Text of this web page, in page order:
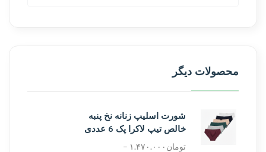
محصولات دیگر
شورت اسلیپ زنانه نخ پنبه
خالص تیپ لاکرا پک 6 عددی
تومان ۱.۴۷۰.۰۰۰ –